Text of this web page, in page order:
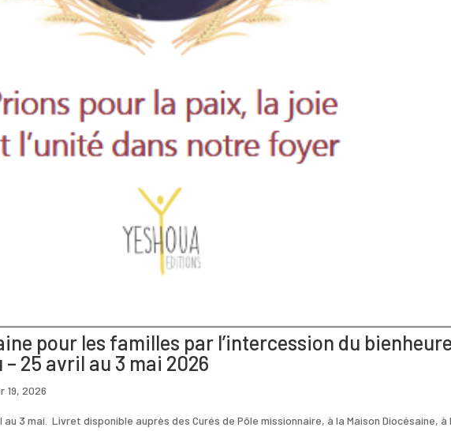
pour les familles par l’intercession du
25 avril au 3 mai 2026
19, 2026
3 mai. Livret disponible auprès des Curés de Pôle missionnaire, à la Maison Diocésaine, à